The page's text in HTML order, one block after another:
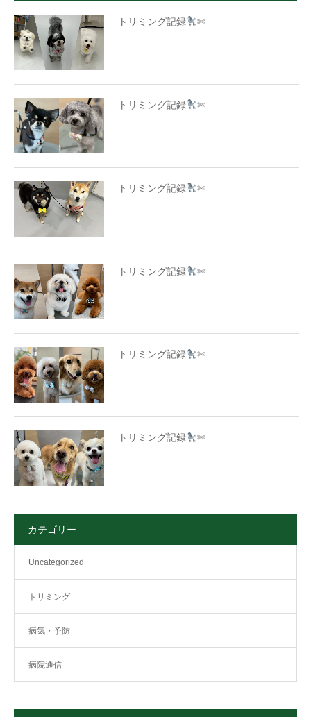
トリミング記録 ✄
トリミング記録 ✄
トリミング記録 ✄
トリミング記録 ✄
トリミング記録 ✄
トリミング記録 ✄
カテゴリー
Uncategorized
トリミング
病気・予防
病院通信